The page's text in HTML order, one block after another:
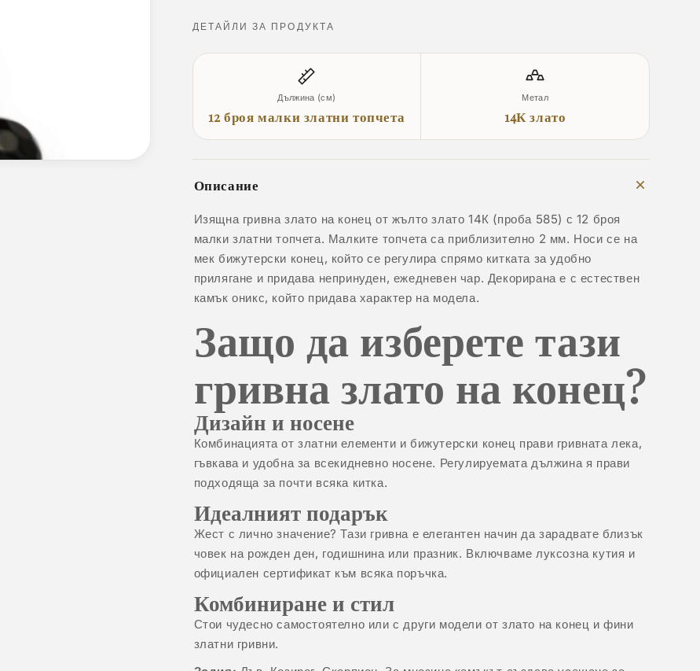
ДЕТАЙЛИ ЗА ПРОДУКТА
Дължина (см)
12 броя малки златни топчета
Метал
14К злато
Описание
Изящна гривна злато на конец от жълто злато 14К (проба 585) с 12 броя
малки златни топчета. Малките топчета са приблизително 2 мм. Носи се на
мек бижутерски конец, който се регулира спрямо китката за удобно
прилягане и придава непринуден, ежедневен чар. Декорирана е с естествен
камък оникс, който придава характер на модела.
Защо да изберете тази
гривна злато на конец?
Дизайн и носене
Комбинацията от златни елементи и бижутерски конец прави гривната лека,
гъвкава и удобна за всекидневно носене. Регулируемата дължина я прави
подходяща за почти всяка китка.
Идеалният подарък
Жест с лично значение? Тази гривна е елегантен начин да зарадвате близък
човек на рожден ден, годишнина или празник. Включваме луксозна кутия и
официален сертификат към всяка поръчка.
Комбиниране и стил
Стои чудесно самостоятелно или с други модели от злато на конец и фини
златни гривни.